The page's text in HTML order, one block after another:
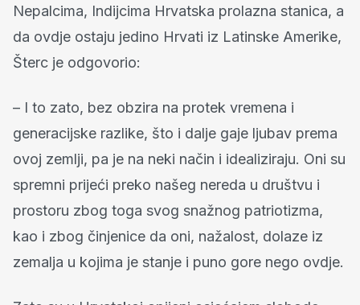
Nepalcima, Indijcima Hrvatska prolazna stanica, a
da ovdje ostaju jedino Hrvati iz Latinske Amerike,
Šterc je odgovorio:
– I to zato, bez obzira na protek vremena i
generacijske razlike, što i dalje gaje ljubav prema
ovoj zemlji, pa je na neki način i idealiziraju. Oni su
spremni prijeći preko našeg nereda u društvu i
prostoru zbog toga svog snažnog patriotizma,
kao i zbog činjenice da oni, nažalost, dolaze iz
zemalja u kojima je stanje i puno gore nego ovdje.